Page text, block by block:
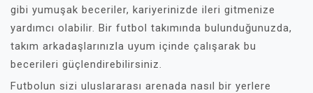
gibi yumuşak beceriler, kariyerinizde ileri gitmenize
yardımcı olabilir. Bir futbol takımında bulunduğunuzda,
takım arkadaşlarınızla uyum içinde çalışarak bu
becerileri güçlendirebilirsiniz.
Futbolun sizi uluslararası arenada nasıl bir yerlere